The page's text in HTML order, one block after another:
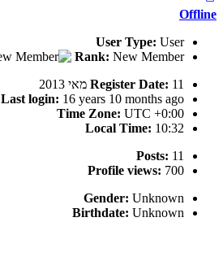
Offline
User Type: User
Rank: New Member
Register Date: 11 מאי 2013
Last login: 16 years 10 months ago
Time Zone: UTC +0:00
Local Time: 10:32
Posts: 11
Profile views: 700
Gender: Unknown
Birthdate: Unknown